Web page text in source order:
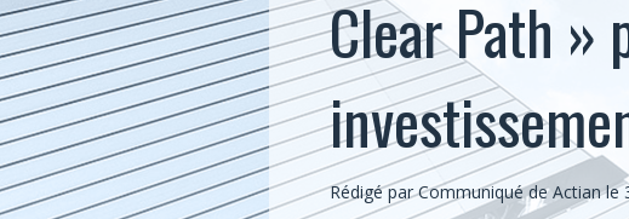
Clear Path »
Rédigé par Communiqué de Actian le